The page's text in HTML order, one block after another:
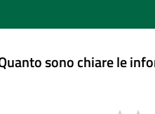
sono chiare le